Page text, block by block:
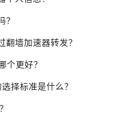
？
翻墙加速器转发？
个更好？
择标准是什么？